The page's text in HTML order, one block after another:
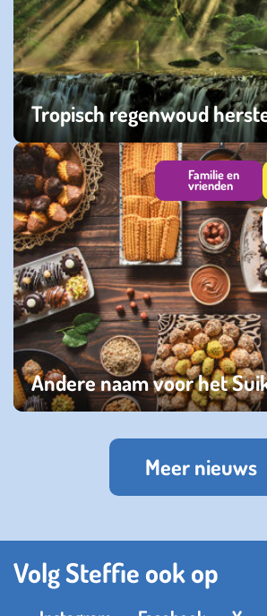
Tropisch regenwoud
zaterdag 29 maart 2025
Andere naam voor het
Familie en
vrienden
Meer nieuws
Volg Steffie ook op